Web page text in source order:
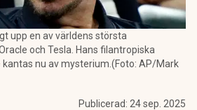
upp en av världens största
och Tesla. Hans filantropiska
nu av mysterium.(Foto: AP/Mark
Publicerad: 24 sep. 2025